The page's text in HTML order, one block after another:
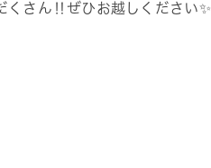
くさん‼ぜひお越しください✨